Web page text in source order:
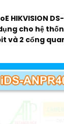
HIKVISION
cho hệ
và 2 cổng